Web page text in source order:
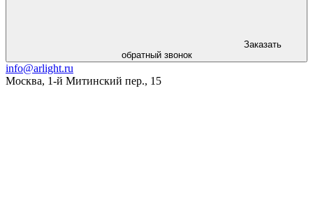
Заказать
обратный звонок
info@arlight.ru
Москва, 1-й Митинский пер., 15